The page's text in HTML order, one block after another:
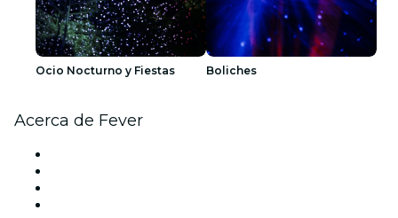
Ocio Nocturno y Fiestas Boliches
Acerca de Fever